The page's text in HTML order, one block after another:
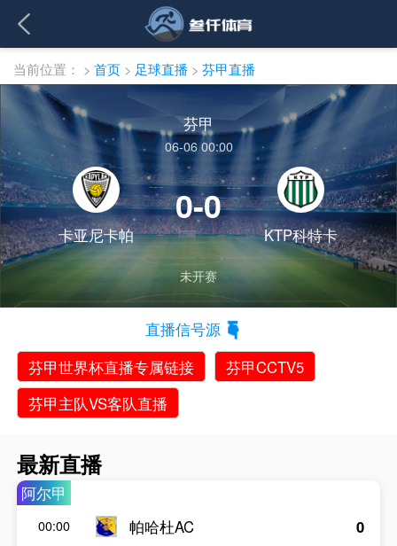
当前位置： > 首页 > 足球直播 > 芬甲直播
芬甲
06-06 00:00
卡亚尼卡帕
0-0
KTP科特卡
未开赛
直播信号源
芬甲世界杯直播专属链接
芬甲CCTV5
芬甲主队VS客队直播
最新直播
阿尔甲
00:00
帕哈杜AC
0